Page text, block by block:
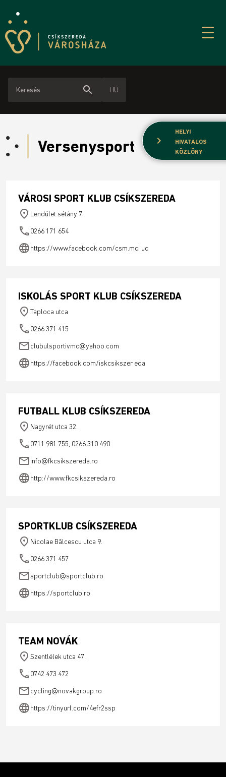
search HU
chevron_right
HELYI
HIVATALOS
KÖZLÖNY
Versenysport
VÁROSI SPORT KLUB CSÍKSZEREDA
place Lendület sétány 7.
phone 0266 171 654
languagehttps://www.facebook.com/csm.mci uc
ISKOLÁS SPORT KLUB CSÍKSZEREDA
place Taploca utca
phone 0266 371 415
emailclubulsportivmc@yahoo.com
languagehttps://facebook.com/iskcsikszer eda
FUTBALL KLUB CSÍKSZEREDA
place Nagyrét utca 32.
phone 0711 981 755, 0266 310 490
emailinfo@fkcsikszereda.ro
languagehttp://www.fkcsikszereda.ro
SPORTKLUB CSÍKSZEREDA
place Nicolae Bălcescu utca 9.
phone 0266 371 457
emailsportclub@sportclub.ro
languagehttps://sportclub.ro
TEAM NOVÁK
place Szentlélek utca 47.
phone 0742 473 472
emailcycling@novakgroup.ro
languagehttps://tinyurl.com/4efr2ssp